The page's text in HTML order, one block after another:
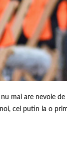
mai are nevoie
cel putin la o